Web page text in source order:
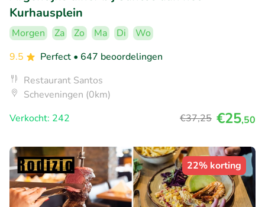
Kurhausplein
Morgen Za Zo Ma Di
Wo
9.5
Perfect • 647 beoordelingen
Restaurant Santos
Scheveningen (0km)
Verkocht: 242
€37,25 €25,50
22% korting